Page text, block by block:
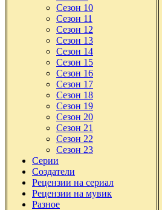
Сезон 10
Сезон 11
Сезон 12
Сезон 13
Сезон 14
Сезон 15
Сезон 16
Сезон 17
Сезон 18
Сезон 19
Сезон 20
Сезон 21
Сезон 22
Сезон 23
Серии
Создатели
Рецензии на сериал
Рецензии на мувик
Разное